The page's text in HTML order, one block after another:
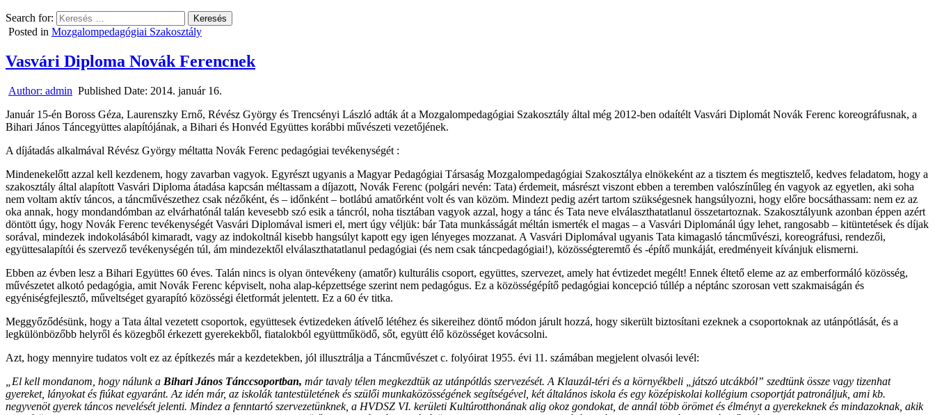
Search for:
Posted in Mozgalompedagógiai Szakosztály
Vasvári Diploma Novák Ferencnek
Author: admin Published Date: 2014. január 16.
Január 15-én Boross Géza, Laurenszky Ernő, Révész György és Trencsényi László adták át a Mozgalompedagógiai Szakosztály által még 2012-ben odaítélt Vasvári Diplomát Novák Ferenc koreográfusnak, a
Bihari János Táncegyüttes alapítójának, a Bihari és Honvéd Együttes korábbi művészeti vezetőjének.
A díjátadás alkalmával Révész György méltatta Novák Ferenc pedagógiai tevékenységét :
Mindenekelőtt azzal kell kezdenem, hogy zavarban vagyok. Egyrészt ugyanis a Magyar Pedagógiai Társaság Mozgalompedagógiai Szakosztálya elnökeként az a tisztem és megtisztelő, kedves feladatom, hogy a
szakosztály által alapított Vasvári Diploma átadása kapcsán méltassam a díjazott, Novák Ferenc (polgári nevén: Tata) érdemeit, másrészt viszont ebben a teremben valószínűleg én vagyok az egyetlen, aki soha
nem voltam aktív táncos, a táncművészethez csak nézőként, és – időnként – botlábú amatőrként volt és van közöm. Mindezt pedig azért tartom szükségesnek hangsúlyozni, hogy előre bocsáthassam: nem ez az
oka annak, hogy mondandómban az elvárhatónál talán kevesebb szó esik a táncról, noha tisztában vagyok azzal, hogy a tánc és Tata neve elválaszthatatlanul összetartoznak. Szakosztályunk azonban éppen azért
döntött úgy, hogy Novák Ferenc tevékenységét Vasvári Diplomával ismeri el, mert úgy véljük: bár Tata munkásságát méltán ismerték el magas – a Vasvári Diplománál úgy lehet, rangosabb – kitüntetések és díjak
sorával, mindezek indokolásából kimaradt, vagy az indokoltnál kisebb hangsúlyt kapott egy igen lényeges mozzanat. A Vasvári Diplomával ugyanis Tata kimagasló táncművészi, koreográfusi, rendezői,
együttesalapítói és szervező tevékenységén túl, ám mindezektől elválaszthatatlanul pedagógiai (és nem csak táncpedagógiai!), közösségteremtő és -építő munkáját, eredményeit kívánjuk elismerni.
Ebben az évben lesz a Bihari Együttes 60 éves. Talán nincs is olyan öntevékeny (amatőr) kulturális csoport, együttes, szervezet, amely hat évtizedet megélt! Ennek éltető eleme az az emberformáló közösség,
művészetet alkotó pedagógia, amit Novák Ferenc képviselt, noha alap-képzettsége szerint nem pedagógus. Ez a közösségépítő pedagógiai koncepció túllép a néptánc szorosan vett szakmaiságán és
egyéniségfejlesztő, műveltséget gyarapító közösségi életformát jelentett. Ez a 60 év titka.
Meggyőződésünk, hogy a Tata által vezetett csoportok, együttesek évtizedeken átívelő létéhez és sikereihez döntő módon járult hozzá, hogy sikerült biztosítani ezeknek a csoportoknak az utánpótlását, és a
legkülönbözőbb helyről és közegből érkezett gyerekekből, fiatalokból együttműködő, sőt, együtt élő közösséget kovácsolni.
Azt, hogy mennyire tudatos volt ez az építkezés már a kezdetekben, jól illusztrálja a Táncművészet c. folyóirat 1955. évi 11. számában megjelent olvasói levél:
„El kell mondanom, hogy nálunk a Bihari János Tánccsoportban, már tavaly télen megkezdtük az utánpótlás szervezését. A Klauzál-téri és a környékbeli „játszó utcákból” szedtünk össze vagy tizenhat
gyereket, lányokat és fiúkat egyaránt. Az idén már, az iskolák tantestületének és szülői munkaközösségének segítségével, két általános iskola és egy középiskolai kollégium csoportját patronáljuk, ami kb.
negyvenöt gyerek táncos nevelését jelenti. Mindez a fenntartó szervezetünknek, a HVDSZ VI. kerületi Kultúrotthonának alig okoz gondokat, de annál több örömet és élményt a gyerekeknek és mindazoknak, akik